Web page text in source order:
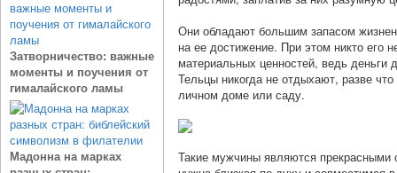
Затворничество: важные
моменты и поучения от
гималайского ламы
Мадонна на марках
Они обладают большим запасом
на ее достижение. При этом никто его
материальных ценностей, ведь деньги
Тельцы никогда не отдыхают, разве
личном доме или саду.
Такие мужчины являются